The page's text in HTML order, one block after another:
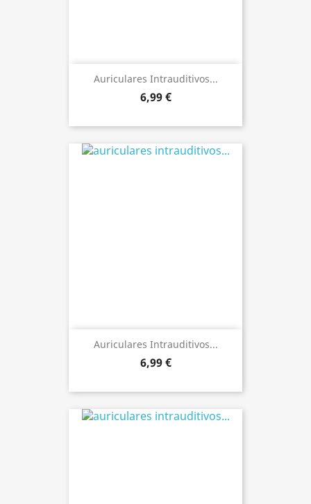
Auriculares Intrauditivos...
6,99 €
Auriculares Intrauditivos...
6,99 €